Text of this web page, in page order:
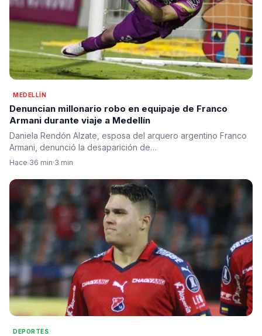
MEDELLÍN
Denuncian millonario robo en equipaje de Franco
Armani durante viaje a Medellín
Daniela Rendón Alzate, esposa del arquero argentino Franco
Armani, denunció la desaparición de…
Hace 36 min·3 min
DEPORTES